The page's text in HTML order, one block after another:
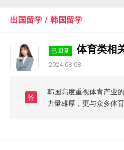
出国留学 / 韩国留学
已回复 体育类相
2024-08-08
答
韩国高度重视体育产业
力量雄厚，更与众多体